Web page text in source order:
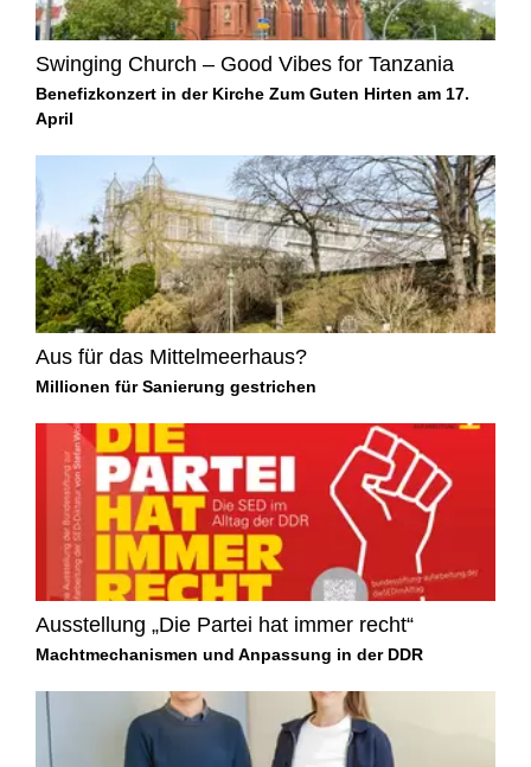
Swinging Church – Good Vibes for Tanzania
Benefizkonzert in der Kirche Zum Guten Hirten am 17.
April
Aus für das Mittelmeerhaus?
Millionen für Sanierung gestrichen
Ausstellung „Die Partei hat immer recht“
Machtmechanismen und Anpassung in der DDR